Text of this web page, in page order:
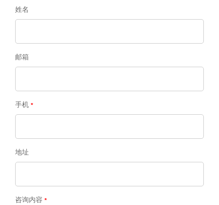
姓名
邮箱
手机
地址
咨询内容